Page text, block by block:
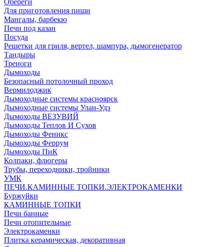
Обереги
Для приготовления пищи
Мангалы, барбекю
Печи под казан
Посуда
Решетки для гриля, вертел, шампура, дымогенератор
Тандыры
Треноги
Дымоходы
Безопасный потолочный проход
Вермилоджик
Дымоходные системы красноярск
Дымоходные системы Улан-Удэ
Дымоходы ВЕЗУВИЙ
Дымоходы Теплов И Сухов
Дымоходы Феникс
Дымоходы Феррум
Дымоходы ПиК
Колпаки, флюгеры
Трубы, переходники, тройники
УМК
ПЕЧИ.КАМИННЫЕ ТОПКИ.ЭЛЕКТРОКАМЕНКИ
Буржуйки
КАМИННЫЕ ТОПКИ
Печи банные
Печи отопительные
Электрокаменки
Плитка керамическая, декоративная